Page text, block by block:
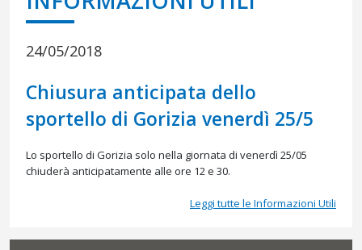
24/05/2018
Chiusura anticipata dello
sportello di Gorizia venerdì 25/5
Lo sportello di Gorizia solo nella giornata di venerdì 25/05
chiuderà anticipatamente alle ore 12 e 30.
Leggi tutte le Informazioni Utili